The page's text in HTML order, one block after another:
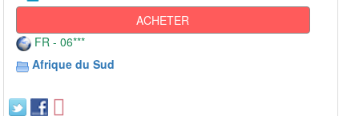
ACHETER
FR - 06***
Afrique du Sud